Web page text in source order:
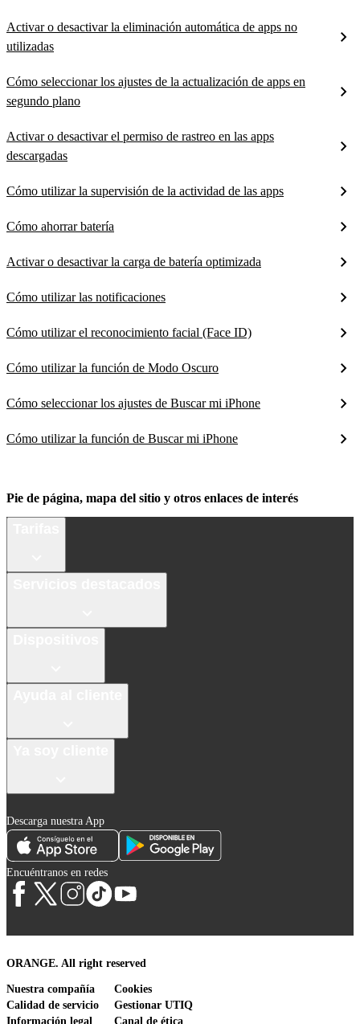
Activar o desactivar la eliminación automática de apps no
utilizadas
Cómo seleccionar los ajustes de la actualización de apps en
segundo plano
Activar o desactivar el permiso de rastreo en las apps
descargadas
Cómo utilizar la supervisión de la actividad de las apps
Cómo ahorrar batería
Activar o desactivar la carga de batería optimizada
Cómo utilizar las notificaciones
Cómo utilizar el reconocimiento facial (Face ID)
Cómo utilizar la función de Modo Oscuro
Cómo seleccionar los ajustes de Buscar mi iPhone
Cómo utilizar la función de Buscar mi iPhone
Pie de página, mapa del sitio y otros enlaces de interés
Descarga nuestra App
Encuéntranos en redes
ORANGE. All right reserved
Nuestra compañía
Calidad de servicio
Información legal
Cookies
Gestionar UTIQ
Canal de ética